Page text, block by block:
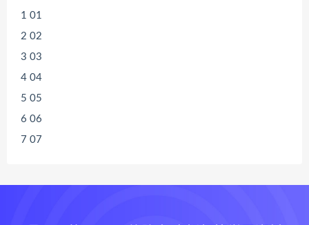
1 01
2 02
3 03
4 04
5 05
6 06
7 07